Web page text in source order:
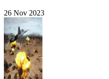
26 Nov 2023